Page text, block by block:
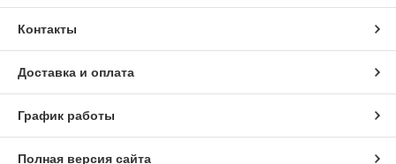
Контакты
Доставка и оплата
График работы
Полная версия сайта